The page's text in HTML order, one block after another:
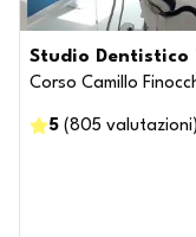
Studio
Corso Camillo
5 (805 valutazioni )